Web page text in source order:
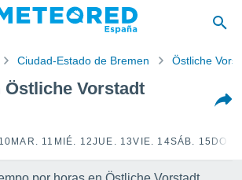
Ciudad-Estado de Bremen Östliche
Östliche Vorstadt
MAR. 11 MIÉ. 12JUE. 13VIE. 14SÁB. 15